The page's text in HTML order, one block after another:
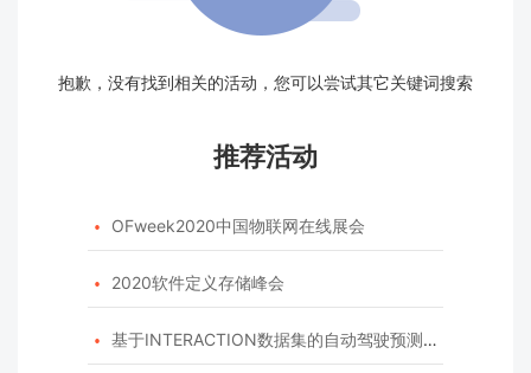
抱歉，没有找到相关的活动，您可以尝试其它关键词搜索
推荐活动
 OFweek2020中国物联网在线展会
 2020软件定义存储峰会
 基于INTERACTION数据集的自动驾驶预测模型挑战赛